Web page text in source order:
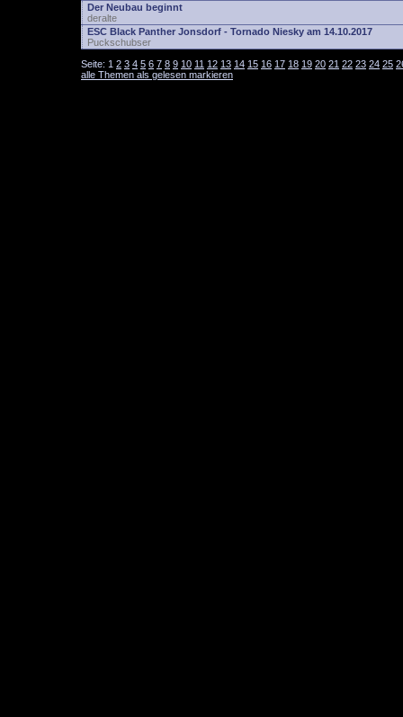
Der Neubau beginnt
deralte
ESC Black Panther Jonsdorf - Tornado Niesky am 14.10.2017
Puckschubser
Seite: 1 2 3 4 5 6 7 8 9 10 11 12 13 14 15 16 17 18 19 20 21 22 23 24 25
alle Themen als gelesen markieren